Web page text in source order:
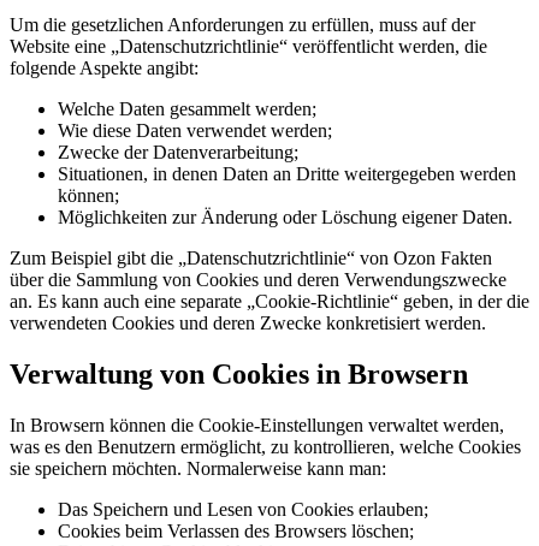
Um die gesetzlichen Anforderungen zu erfüllen, muss auf der
Website eine „Datenschutzrichtlinie“ veröffentlicht werden, die
folgende Aspekte angibt:
Welche Daten gesammelt werden;
Wie diese Daten verwendet werden;
Zwecke der Datenverarbeitung;
Situationen, in denen Daten an Dritte weitergegeben werden
können;
Möglichkeiten zur Änderung oder Löschung eigener Daten.
Zum Beispiel gibt die „Datenschutzrichtlinie“ von Ozon Fakten
über die Sammlung von Cookies und deren Verwendungszwecke
an. Es kann auch eine separate „Cookie-Richtlinie“ geben, in der die
verwendeten Cookies und deren Zwecke konkretisiert werden.
Verwaltung von Cookies in Browsern
In Browsern können die Cookie-Einstellungen verwaltet werden,
was es den Benutzern ermöglicht, zu kontrollieren, welche Cookies
sie speichern möchten. Normalerweise kann man:
Das Speichern und Lesen von Cookies erlauben;
Cookies beim Verlassen des Browsers löschen;